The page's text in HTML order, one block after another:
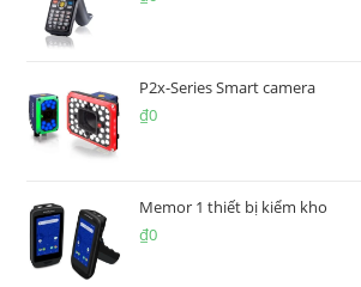
P2x-Series Smart camera
₫0
Memor 1 thiết bị kiểm kho
₫0